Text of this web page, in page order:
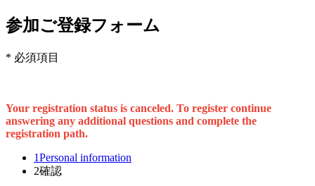
参加ご登録フォーム
* 必須項目
Your registration status is canceled. To register continue
answering any additional questions and complete the
registration path.
1Personal information
2確認